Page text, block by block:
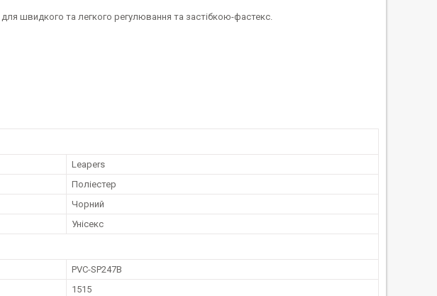
швидкого та легкого регулювання та застібкою-фастекс.
Leapers
Поліестер
Чорний
Унісекс
PVC-SP247B
1515